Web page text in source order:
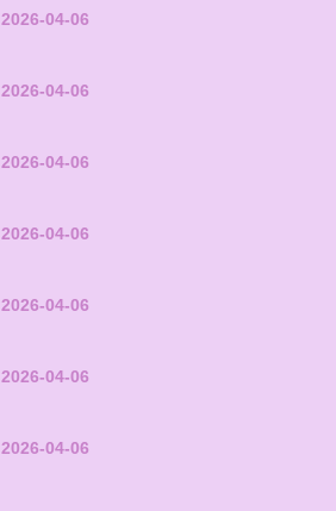
2026-04-06
2026-04-06
2026-04-06
2026-04-06
2026-04-06
2026-04-06
2026-04-06